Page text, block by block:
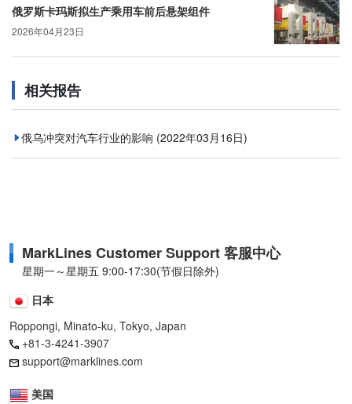
俄罗斯卡玛斯拟生产乘用车前后悬架组件
2026年04月23日
相关报告
俄乌冲突对汽车行业的影响 (2022年03月16日)
MarkLines Customer Support 客服中心
星期一～星期五 9:00-17:30(节假日除外)
日本
Roppongi, Minato-ku, Tokyo, Japan
+81-3-4241-3907
support@marklines.com
美国